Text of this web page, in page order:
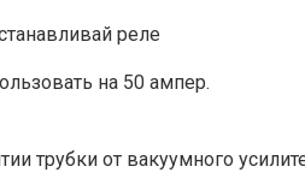
реле
на 50 ампер.
трубки от вакуумного